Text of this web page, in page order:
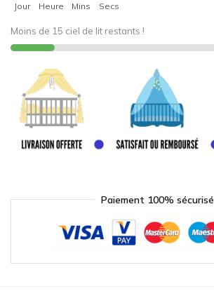
Jour Heure Mins Secs
Moins de 15 ciel de lit restants !
Paiement 100% sécurisé